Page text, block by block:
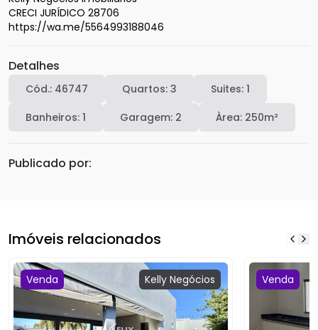
CRECI JURÍDICO 28706
https://wa.me/5564993188046
Detalhes
Cód.: 46747 Quartos: 3 Suites: 1
Banheiros: 1 Garagem: 2 Àrea: 250m²
Publicado por:
Venda Kelly Negócios Venda
Imóveis relacionados